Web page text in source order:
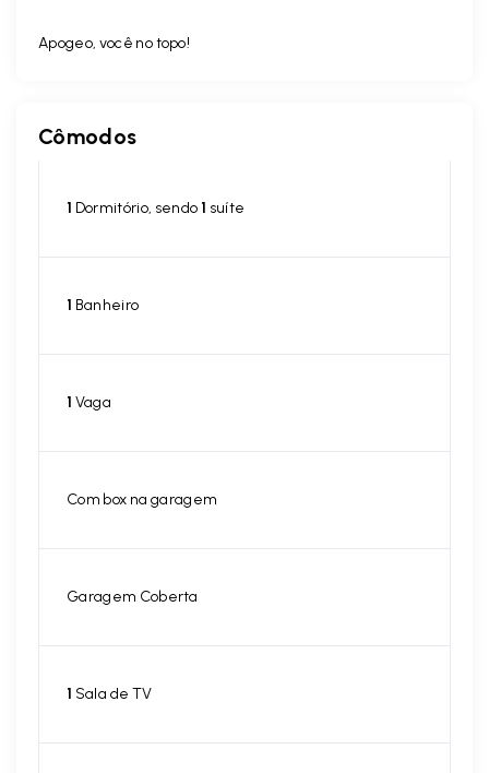
Apogeo, você no topo!
Cômodos
1 Dormitório, sendo1 suíte
1 Banheiro
1 Vaga
Com box na garagem
Garagem Coberta
1 Sala de TV